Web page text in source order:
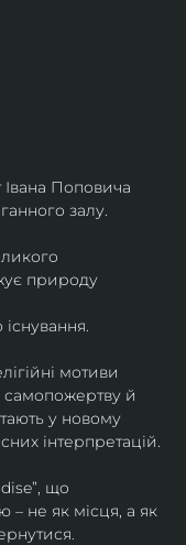
Поповича
залу.
природу
мотиви
самопожертву й
у новому
інтерпретацій.
що
– не як місця, а як